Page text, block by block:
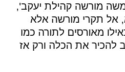
משה מורשה קהילת יעקב',
אל תקרי מורשה אלא
מאורסים לתורה כמו
להכיר את הכלה ורק אז